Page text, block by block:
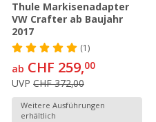
Thule Markisenadapter
VW Crafter ab Baujahr
2017
(1)
ab CHF 259,00
UVP CHF 372,00
Weitere Ausführungen
erhältlich